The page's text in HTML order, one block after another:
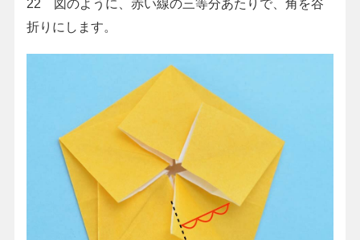
22 図のように、赤い線の三等分あたりで、角を谷
折りにします。